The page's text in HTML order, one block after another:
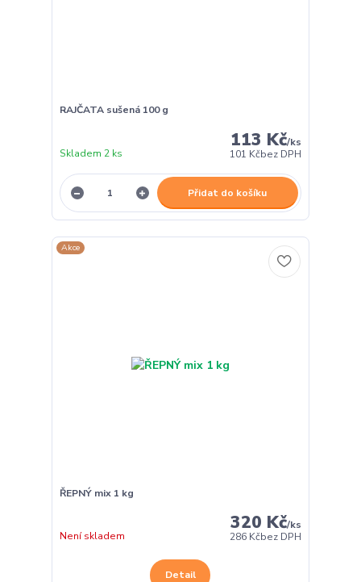
RAJČATA sušená 100 g
113 Kč/ks
101 Kčbez DPH
Skladem 2 ks
Přidat do košíku
Akce
ŘEPNÝ mix 1 kg
320 Kč/ks
286 Kčbez DPH
Není skladem
Detail